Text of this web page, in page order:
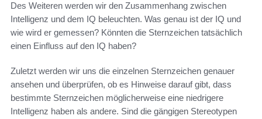
Des Weiteren werden wir den Zusammenhang zwischen
Intelligenz und dem IQ beleuchten. Was genau ist der IQ und
wie wird er gemessen? Könnten die Sternzeichen tatsächlich
einen Einfluss auf den IQ haben?
Zuletzt werden wir uns die einzelnen Sternzeichen genauer
ansehen und überprüfen, ob es Hinweise darauf gibt, dass
bestimmte Sternzeichen möglicherweise eine niedrigere
Intelligenz haben als andere. Sind die gängigen Stereotypen